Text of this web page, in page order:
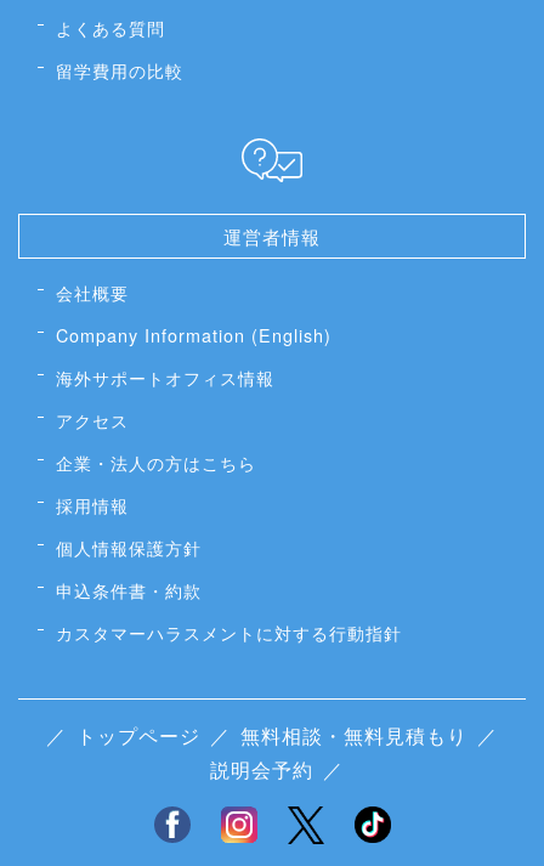
よくある質問
留学費用の比較
運営者情報
会社概要
Company Information (English)
海外サポートオフィス情報
アクセス
企業・法人の方はこちら
採用情報
個人情報保護方針
申込条件書・約款
カスタマーハラスメントに対する行動指針
／ トップページ ／ 無料相談・無料見積もり
／
説明会予約 ／